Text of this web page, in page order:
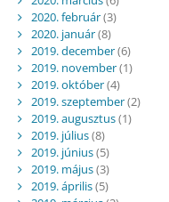
2020. február(3)
2020. január(8)
2019. december(6)
2019. november(1)
2019. október(4)
2019. szeptember(2)
2019. augusztus(1)
2019. július(8)
2019. június(5)
2019. május(3)
2019. április(5)